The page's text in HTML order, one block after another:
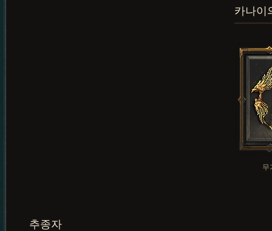
카나이
무
추종자